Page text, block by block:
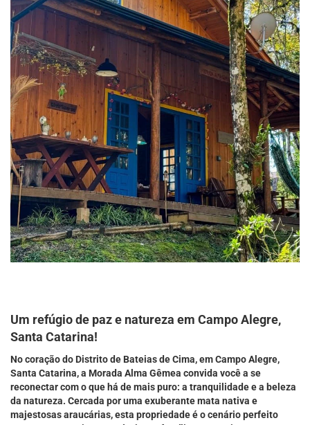
Um refúgio de paz e natureza em Campo Alegre,
Santa Catarina!
No coração do Distrito de Bateias de Cima, em Campo Alegre,
Santa Catarina, a Morada Alma Gêmea convida você a se
reconectar com o que há de mais puro: a tranquilidade e a beleza
da natureza. Cercada por uma exuberante mata nativa e
majestosas araucárias, esta propriedade é o cenário perfeito